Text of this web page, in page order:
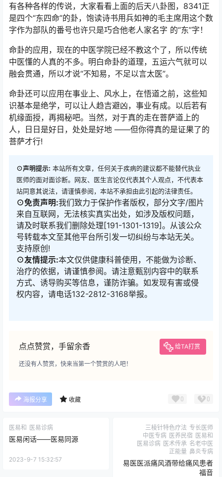
有各种各样的传说，大家看看上面的后天八卦图，8341正
是四个“东四命”的卦，饱读诗书用兵如神的毛主席用这个数
字作为部队的番号也许只是巧合他老人家名字 的“东”字！
命卦的应用，现在的中医学院已经不教这个了，所以传统
中医懂的人真的不多。明白命卦的道理，五运六气就可以
融会贯通，所以才说“不知易，不足以言太医”。
命卦还可以应用在事业上、风水上，在悟道之前，这些知
识基本是绝学，可以让人趋吉避凶，事业有成。以后若有
机缘面授，再揭秘吧。当然，对于真的走在菩萨道上的
人，日日是好日，处处是好地 ——但你得真的是证果了的
菩萨才行!
⊙声明提示: 本站所有文章，任何关于疾病的建议都不能替代执业
医师的面对面诊断。网友、医生言论仅代表其个人观点，不代表本
站同意其说法，请谨慎参阅，本站不承担由此引起的法律责任。
⊙免责声明:我们致力于保护作者版权，部分文字/图片
来自互联网，无法核实真实出处，如涉及版权问题，
请及时联系我们删除处理[191-1301-1319]。从该公众
号转载本文至其他平台所引发一切纠纷与本站无关。
支持原创!
⊙友情提示:本文仅供健康科普使用，不能做为诊断、
治疗的依据，请谨慎参阅。请注意甄别内容中的联系
方式、诱导购买等信息，谨防诈骗。如发现有害或侵
权内容，请电话132-2812-3168举报。
点点赞赏，手留余香 给TA打赏
还没有人赞赏，快来当第一个赞赏的人吧！
海报分享 收藏 0 0
医易和 医易诊病
医易闲话——医易同源
2023-9-7 15:32:57
三棱针特色疗法 专长医师
中医专病 医养民宿 医易和
医易诊病 医术传承 名老中医
正能量 鼻炎专病
易医医派痛风酒带给痛风患者
福音